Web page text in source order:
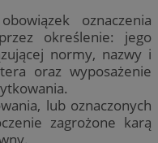
oznaczenia
określenie: jego
normy, nazwy i
oraz wyposażenie
lub oznaczonych
zagrożone karą